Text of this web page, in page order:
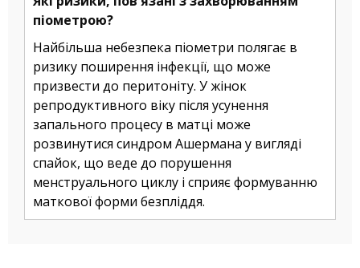
піометрою?
Найбільша небезпека піометри полягає в
ризику поширення інфекції, що може
призвести до перитоніту. У жінок
репродуктивного віку після усунення
запального процесу в матці може
розвинутися синдром Ашермана у вигляді
спайок, що веде до порушення
менструального циклу і сприяє формуванню
маткової форми безпліддя.